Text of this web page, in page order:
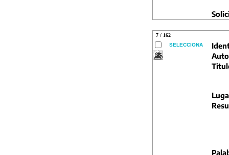
7 / 162
SELECCIONA